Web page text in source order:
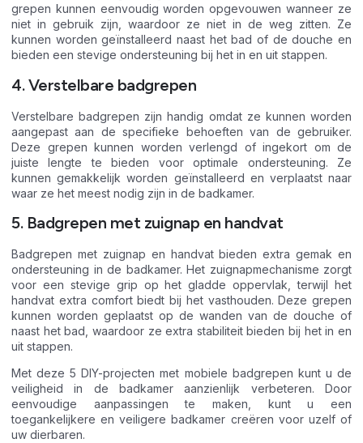
grepen kunnen eenvoudig worden opgevouwen wanneer ze
niet in gebruik zijn, waardoor ze niet in de weg zitten. Ze
kunnen worden geïnstalleerd naast het bad of de douche en
bieden een stevige ondersteuning bij het in en uit stappen.
4. Verstelbare badgrepen
Verstelbare badgrepen zijn handig omdat ze kunnen worden
aangepast aan de specifieke behoeften van de gebruiker.
Deze grepen kunnen worden verlengd of ingekort om de
juiste lengte te bieden voor optimale ondersteuning. Ze
kunnen gemakkelijk worden geïnstalleerd en verplaatst naar
waar ze het meest nodig zijn in de badkamer.
5. Badgrepen met zuignap en handvat
Badgrepen met zuignap en handvat bieden extra gemak en
ondersteuning in de badkamer. Het zuignapmechanisme zorgt
voor een stevige grip op het gladde oppervlak, terwijl het
handvat extra comfort biedt bij het vasthouden. Deze grepen
kunnen worden geplaatst op de wanden van de douche of
naast het bad, waardoor ze extra stabiliteit bieden bij het in en
uit stappen.
Met deze 5 DIY-projecten met mobiele badgrepen kunt u de
veiligheid in de badkamer aanzienlijk verbeteren. Door
eenvoudige aanpassingen te maken, kunt u een
toegankelijkere en veiligere badkamer creëren voor uzelf of
uw dierbaren.